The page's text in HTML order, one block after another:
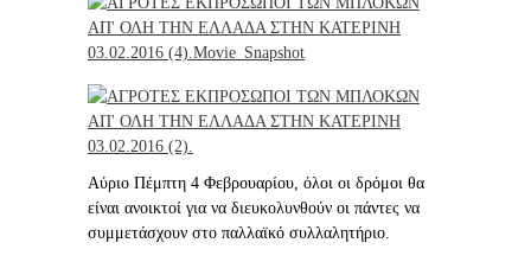
Αύριο Πέμπτη 4 Φεβρουαρίου, όλοι οι δρόμοι θα
είναι ανοικτοί για να διευκολυνθούν οι πάντες να
συμμετάσχουν στο παλλαϊκό συλλαλητήριο.